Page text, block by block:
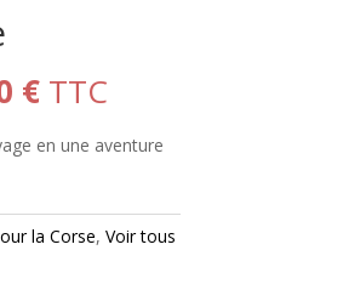
€Le
prix
actuel
TTC
en une aventure
la Corse, Voir tous